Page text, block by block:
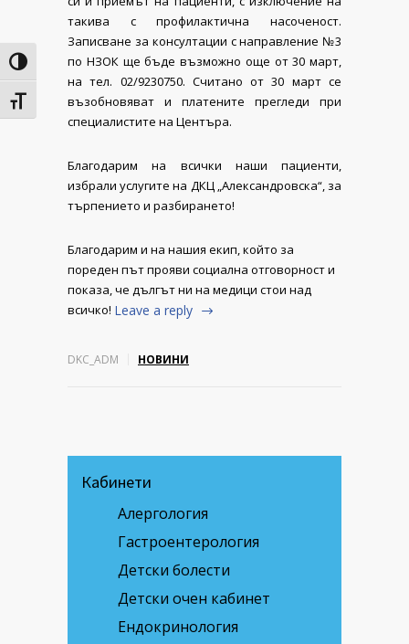
Toggle High Contrast
Toggle Font size
такива с профилактична насоченост.
Записване за консултации с направлениe №3
по НЗОК ще бъде възможно още от 30 март,
на тел. 02/9230750. Считано от 30 март се
възобновяват и платените прегледи при
специалистите на Центъра.
Благодарим на всички наши пациенти,
избрали услугите на ДКЦ „Александровска“, за
търпението и разбирането!
Благодарим и на нашия екип, който за
пореден път прояви социална отговорност и
показа, че дългът ни на медици стои над
всичко! Leave a reply
DKC_ADM НОВИНИ
Кабинети
Алергология
Гастроентерология
Детски болести
Детски очен кабинет
Ендокринология